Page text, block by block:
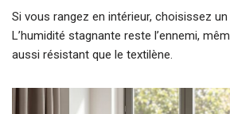
Si vous rangez en intérieur, choisissez
L’humidité stagnante reste l’ennemi,
aussi résistant que le textilène.